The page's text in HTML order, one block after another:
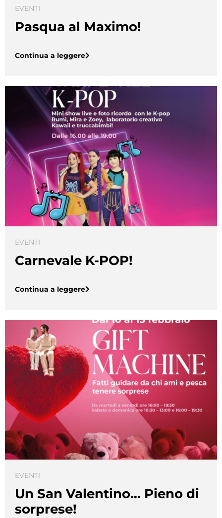
EVENTI
Pasqua al Maximo!
Continua a leggere
EVENTI
Carnevale K-POP!
Continua a leggere
EVENTI
Un San Valentino… Pieno di
sorprese!